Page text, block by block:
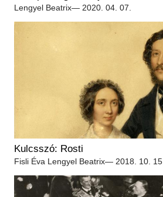
Régészet
Tagintézmények
Felnőttképzés
Közérdekű adatok
Képcsarnok
Lengyel Beatrix— 2020. 04. 07.
Kulcsszó: Rosti
Fisli Éva Lengyel Beatrix— 2018. 10. 15.